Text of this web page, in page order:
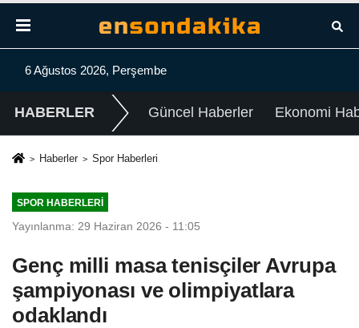
6 Ağustos 2026, Perşembe
HABERLER Güncel Haberler Ekonomi
Haberler Spor Haberleri
SPOR HABERLERI
Yayınlanma: 29 Haziran 2026 - 11:05
Genç milli masa tenisçiler Avrupa
şampiyonası ve olimpiyatlara
odaklandı